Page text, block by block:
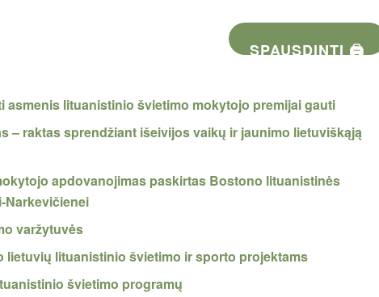
SPAUSDINTI 🖨
asmenis lituanistinio švietimo mokytojo premijai gauti
– raktas sprendžiant išeivijos vaikų ir jaunimo lietuviškąją
apdovanojimas paskirtas Bostono lituanistinės
Narkevičienei
varžytuvės
lietuvių lituanistinio švietimo ir sporto projektams
švietimo programų